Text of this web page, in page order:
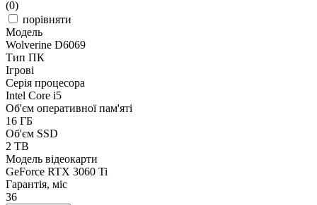
(0)
порівняти
Модель
Wolverine D6069
Тип ПК
Ігрові
Серія процесора
Intel Core i5
Об'єм оперативної пам'яті
16 ГБ
Об'єм SSD
2 TB
Модель відеокарти
GeForce RTX 3060 Ti
Гарантія, міс
36